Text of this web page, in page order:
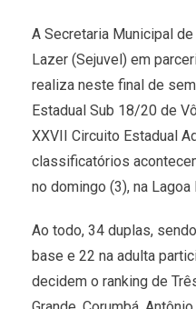
A Secretaria Municipal
Lazer (Sejuvel) em
realiza neste final de
Estadual Sub 18/20 de
XXVII Circuito Estadual
classificatórios
no domingo (3), na Lagoa
Ao todo, 34 duplas,
base e 22 na adulta
decidem o ranking de